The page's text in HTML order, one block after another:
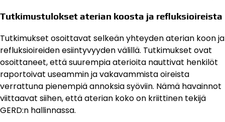
Tutkimustulokset aterian koosta ja refluksioireista
Tutkimukset osoittavat selkeän yhteyden aterian koon ja
refluksioireiden esiintyvyyden välillä. Tutkimukset ovat
osoittaneet, että suurempia aterioita nauttivat henkilöt
raportoivat useammin ja vakavammista oireista
verrattuna pienempiä annoksia syöviin. Nämä havainnot
viittaavat siihen, että aterian koko on kriittinen tekijä
GERD:n hallinnassa.